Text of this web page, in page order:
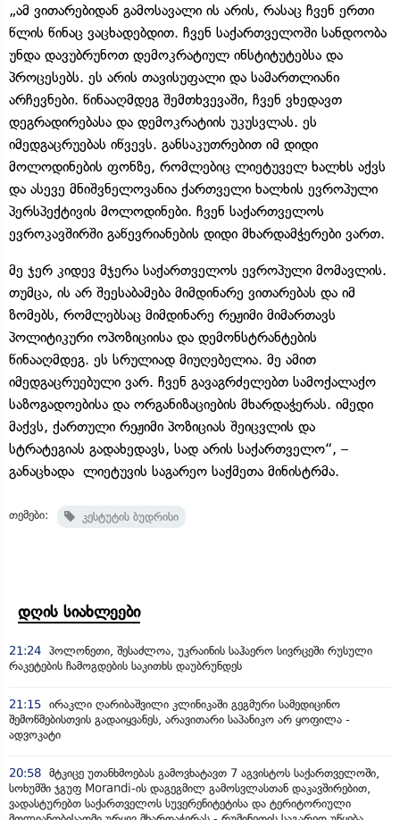
„ამ ვითარებიდან გამოსავალი ის არის, რასაც ჩვენ ერთი
წლის წინაც ვაცხადებდით. ჩვენ საქართველოში სანდოობა
უნდა დავუბრუნოთ დემოკრატიულ ინსტიტუტებსა და
პროცესებს. ეს არის თავისუფალი და სამართლიანი
არჩევნები. წინააღმდეგ შემთხვევაში, ჩვენ ვხედავთ
დეგრადირებასა და დემოკრატიის უკუსვლას. ეს
იმედგაცრუებას იწვევს. განსაკუთრებით იმ დიდი
მოლოდინების ფონზე, რომლებიც ლიეტუველ ხალხს აქვს
და ასევე მნიშვნელოვანია ქართველი ხალხის ევროპული
პერსპექტივის მოლოდინები. ჩვენ საქართველოს
ევროკავშირში გაწევრიანების დიდი მხარდამჭერები ვართ.
მე ჯერ კიდევ მჯერა საქართველოს ევროპული მომავლის.
თუმცა, ის არ შეესაბამება მიმდინარე ვითარებას და იმ
ზომებს, რომლებსაც მიმდინარე რეჟიმი მიმართავს
პოლიტიკური ოპოზიციისა და დემონსტრანტების
წინააღმდეგ. ეს სრულიად მიუღებელია. მე ამით
იმედგაცრუებული ვარ. ჩვენ გავაგრძელებთ სამოქალაქო
საზოგადოებისა და ორგანიზაციების მხარდაჭერას. იმედი
მაქვს, ქართული რეჟიმი პოზიციას შეიცვლის და
სტრატეგიას გადახედავს, სად არის საქართველო“, –
განაცხადა ლიეტუვის საგარეო საქმეთა მინისტრმა.
თემები: კესტუტის ბუდრისი
დღის სიახლეები
21:24 პოლონეთი, შესაძლოა, უკრაინის საჰაერო სივრცეში რუსული
რაკეტების ჩამოგდების საკითხს დაუბრუნდეს
21:15 ირაკლი ღარიბაშვილი კლინიკაში გეგმური სამედიცინო
შემოწმებისთვის გადაიყვანეს, არავითარი საპანიკო არ ყოფილა -
ადვოკატი
20:58 მტკიცე უთანხმოებას გამოვხატავთ 7 აგვისტოს საქართველოში,
სოხუმში ჯგუფ Morandi-ის დაგეგმილ გამოსვლასთან დაკავშირებით,
ვადასტურებთ საქართველოს სუვერენიტეტისა და ტერიტორიული